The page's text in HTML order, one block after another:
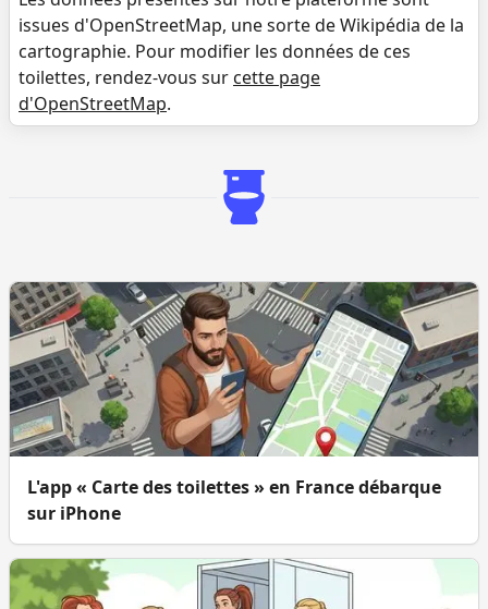
issues d'OpenStreetMap, une sorte de Wikipédia de la
cartographie. Pour modifier les données de ces
toilettes, rendez-vous sur cette page
d'OpenStreetMap.
L'app « Carte des toilettes » en France débarque
sur iPhone